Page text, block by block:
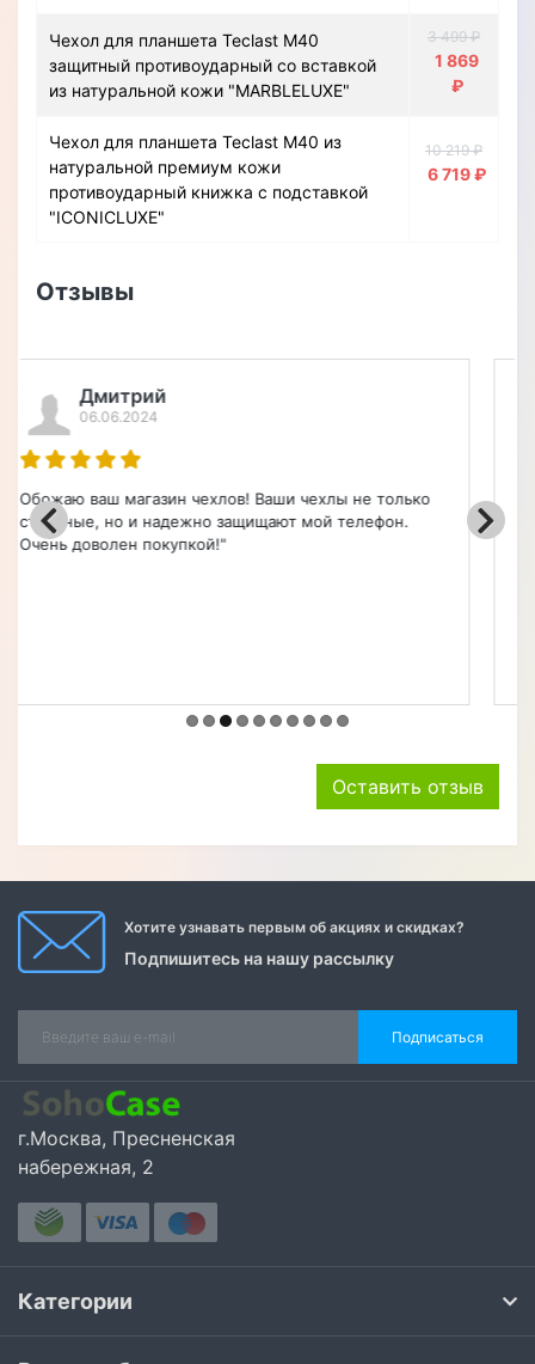
Чехол для планшета Teclast M40
защитный противоударный со вставкой
из натуральной кожи "MARBLELUXE"
3 499 ₽
1 869
₽
Чехол для планшета Teclast M40 из
натуральной премиум кожи
противоударный книжка с подставкой
"ICONICLUXE"
10 219 ₽
6 719 ₽
Отзывы
Евгений Павлович (город Чита)
26.04.2024
Заказ 7264 от 27.01.2024. Модель 3007023 Croco Paw.
Заказывал чехол-книжку для смартфона Apple.
Получил в апреле, но эта задержка была по моей
Оставить отзыв
Хотите узнавать первым об акциях и скидках?
Подпишитесь на нашу рассылку
Подписаться
г.Москва, Пресненская
набережная, 2
Категории